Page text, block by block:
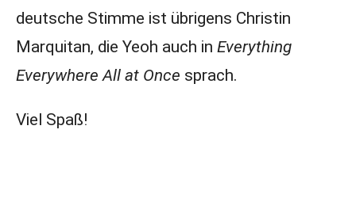
deutsche Stimme ist übrigens Christin
Marquitan, die Yeoh auch in Everything
Everywhere All at Once sprach.
Viel Spaß!